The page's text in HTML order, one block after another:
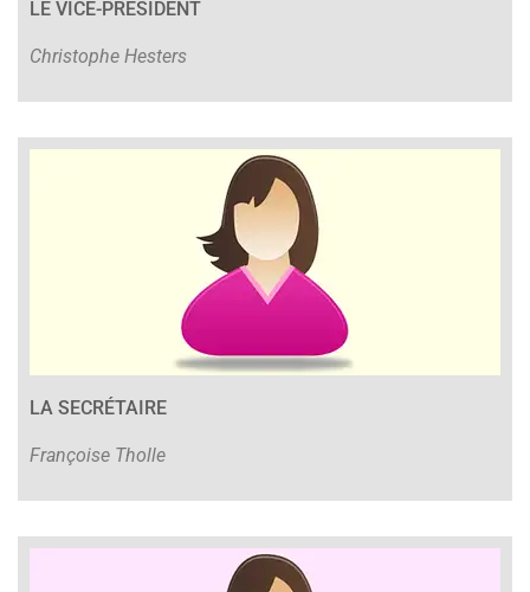
LE VICE-PRÉSIDENT
Christophe Hesters
LA SECRÉTAIRE
Françoise Tholle